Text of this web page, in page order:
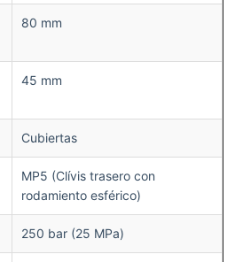
80 mm
45 mm
Cubiertas
MP5 (Clívis trasero con
rodamiento esférico)
250 bar (25 MPa)